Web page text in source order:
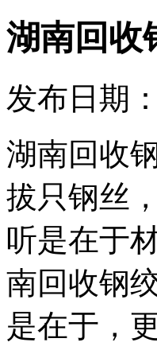
湖南回收
发布日期
湖南回收
拔只钢丝
听是在于
南回收钢
是在于，